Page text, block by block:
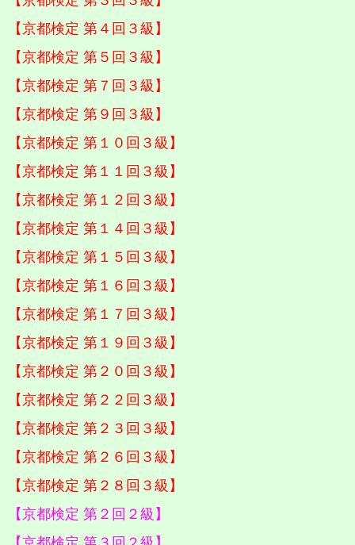
【京都検定 第４回３級】
【京都検定 第５回３級】
【京都検定 第７回３級】
【京都検定 第９回３級】
【京都検定 第１０回３級】
【京都検定 第１１回３級】
【京都検定 第１２回３級】
【京都検定 第１４回３級】
【京都検定 第１５回３級】
【京都検定 第１６回３級】
【京都検定 第１７回３級】
【京都検定 第１９回３級】
【京都検定 第２０回３級】
【京都検定 第２２回３級】
【京都検定 第２３回３級】
【京都検定 第２６回３級】
【京都検定 第２８回３級】
【京都検定 第２回２級】